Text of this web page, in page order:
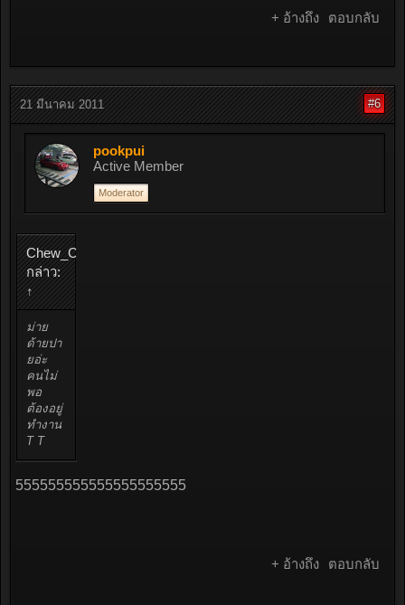
+ อ้างถึง ตอบกลับ
21 มีนาคม 2011 #6
pookpui
Active Member
Moderator
Chew_Chew
กล่าว:
↑
ม่าย
ด้ายปา
ยอ่ะ
คนไม่
พอ
ต้องอยู่
ทำงาน
T T
555555555555555555555
+ อ้างถึง ตอบกลับ